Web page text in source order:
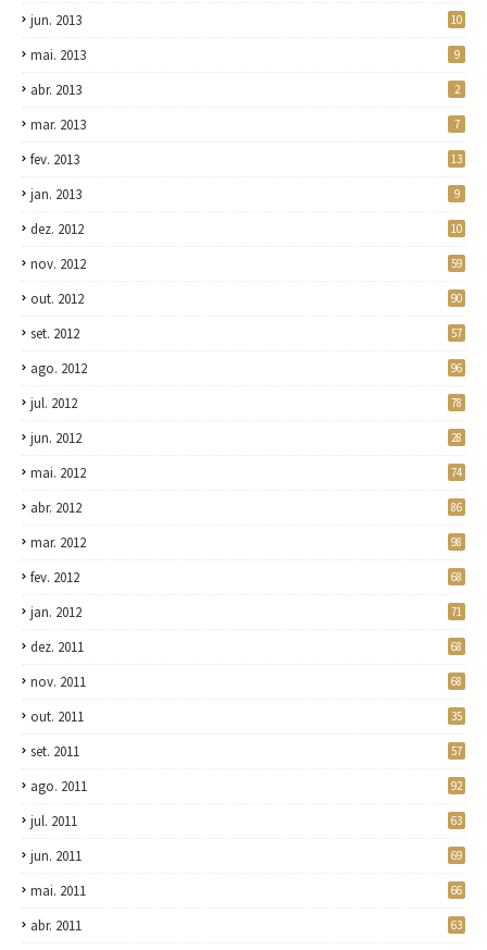
jun. 2013 10
mai. 2013 9
abr. 2013 2
mar. 2013 7
fev. 2013 13
jan. 2013 9
dez. 2012 10
nov. 2012 59
out. 2012 90
set. 2012 57
ago. 2012 96
jul. 2012 78
jun. 2012 28
mai. 2012 74
abr. 2012 86
mar. 2012 98
fev. 2012 68
jan. 2012 71
dez. 2011 68
nov. 2011 68
out. 2011 35
set. 2011 57
ago. 2011 92
jul. 2011 63
jun. 2011 69
mai. 2011 66
abr. 2011 63